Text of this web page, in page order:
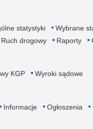
statystyki
Wybrane
Ruch drogowy Raporty
KGP Wyroki sądowe
Informacje Ogłoszenia